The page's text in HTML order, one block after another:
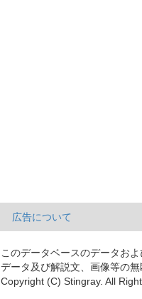
広告について
このデータベースのデータお
データ及び解説文、画像等の無
Copyright (C) Stingray. All